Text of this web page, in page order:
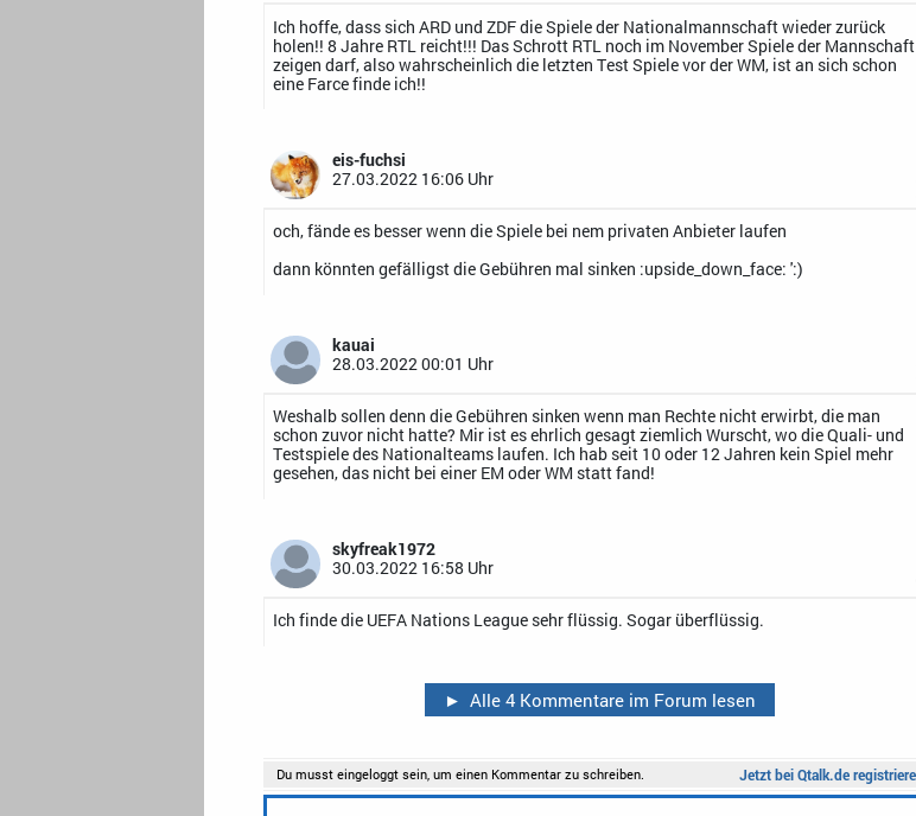
Ich hoffe, dass sich ARD und ZDF die Spiele der Nationalmannschaft wieder zurück
holen!! 8 Jahre RTL reicht!!! Das Schrott RTL noch im November Spiele der Mannschaft
zeigen darf, also wahrscheinlich die letzten Test Spiele vor der WM, ist an sich schon
eine Farce finde ich!!
eis-fuchsi
27.03.2022 16:06 Uhr
och, fände es besser wenn die Spiele bei nem privaten Anbieter laufen
dann könnten gefälligst die Gebühren mal sinken :upside_down_face: ':)
kauai
28.03.2022 00:01 Uhr
Weshalb sollen denn die Gebühren sinken wenn man Rechte nicht erwirbt, die man
schon zuvor nicht hatte? Mir ist es ehrlich gesagt ziemlich Wurscht, wo die Quali- und
Testspiele des Nationalteams laufen. Ich hab seit 10 oder 12 Jahren kein Spiel mehr
gesehen, das nicht bei einer EM oder WM statt fand!
skyfreak1972
30.03.2022 16:58 Uhr
Ich finde die UEFA Nations League sehr flüssig. Sogar überflüssig.
► Alle 4 Kommentare im Forum lesen